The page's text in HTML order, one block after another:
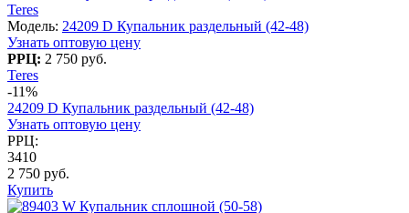
Teres
Модель: 24209 D Купальник раздельный (42-48)
Узнать оптовую цену
РРЦ: 2 750 руб.
Teres
-11%
24209 D Купальник раздельный (42-48)
Узнать оптовую цену
РРЦ:
3410
2 750 руб.
Купить